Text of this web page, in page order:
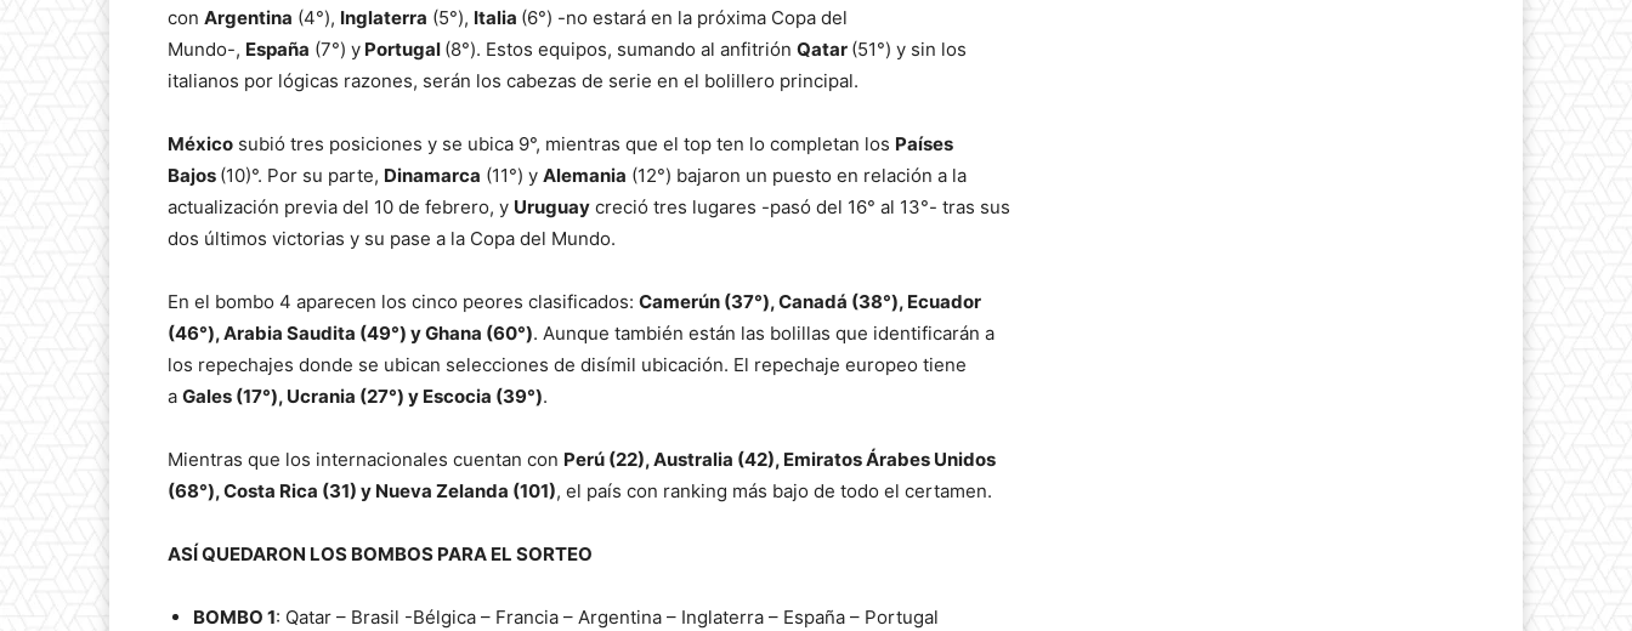
con Argentina (4°), Inglaterra (5°), Italia (6°) -no estará en la próxima Copa del
Mundo-, España (7°) y Portugal (8°). Estos equipos, sumando al anfitrión Qatar (51°) y sin los
italianos por lógicas razones, serán los cabezas de serie en el bolillero principal.
México subió tres posiciones y se ubica 9°, mientras que el top ten lo completan los Países
Bajos (10)°. Por su parte, Dinamarca (11°) y Alemania (12°) bajaron un puesto en relación a la
actualización previa del 10 de febrero, y Uruguay creció tres lugares -pasó del 16° al 13°- tras sus
dos últimos victorias y su pase a la Copa del Mundo.
En el bombo 4 aparecen los cinco peores clasificados: Camerún (37°), Canadá (38°), Ecuador
(46°), Arabia Saudita (49°) y Ghana (60°). Aunque también están las bolillas que identificarán a
los repechajes donde se ubican selecciones de disímil ubicación. El repechaje europeo tiene
a Gales (17°), Ucrania (27°) y Escocia (39°).
Mientras que los internacionales cuentan con Perú (22), Australia (42), Emiratos Árabes Unidos
(68°), Costa Rica (31) y Nueva Zelanda (101), el país con ranking más bajo de todo el certamen.
ASÍ QUEDARON LOS BOMBOS PARA EL SORTEO
BOMBO 1: Qatar – Brasil -Bélgica – Francia – Argentina – Inglaterra – España – Portugal